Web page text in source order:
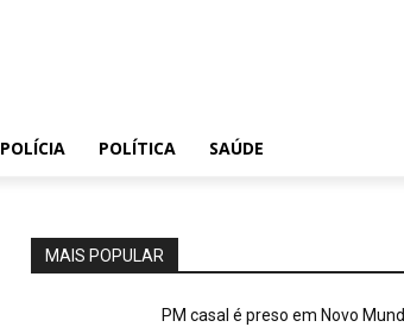
POLÍCIA POLÍTICA SAÚDE
MAIS POPULAR
PM casal é preso em Novo